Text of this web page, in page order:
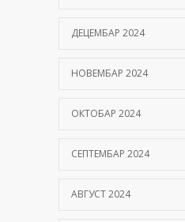
ДЕЦЕМБАР 2024
НОВЕМБАР 2024
ОКТОБАР 2024
СЕПТЕМБАР 2024
АВГУСТ 2024